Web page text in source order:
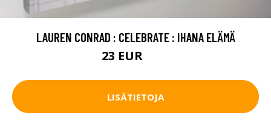
LAUREN CONRAD : CELEBRATE : IHANA ELÄMÄ
23 EUR
LISÄTIETOJA